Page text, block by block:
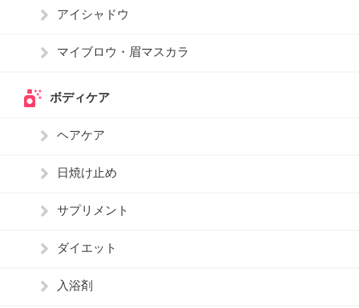
アイシャドウ
マイブロウ・眉マスカラ
ボディケア
ヘアケア
日焼け止め
サプリメント
ダイエット
入浴剤